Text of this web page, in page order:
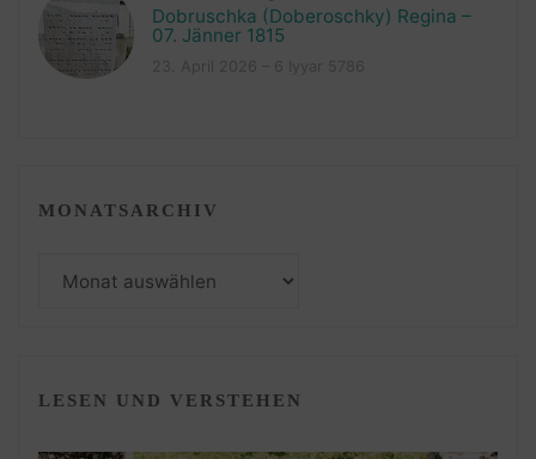
Dobruschka (Doberoschky) Regina –
07. Jänner 1815
MONATSARCHIV
LESEN UND VERSTEHEN